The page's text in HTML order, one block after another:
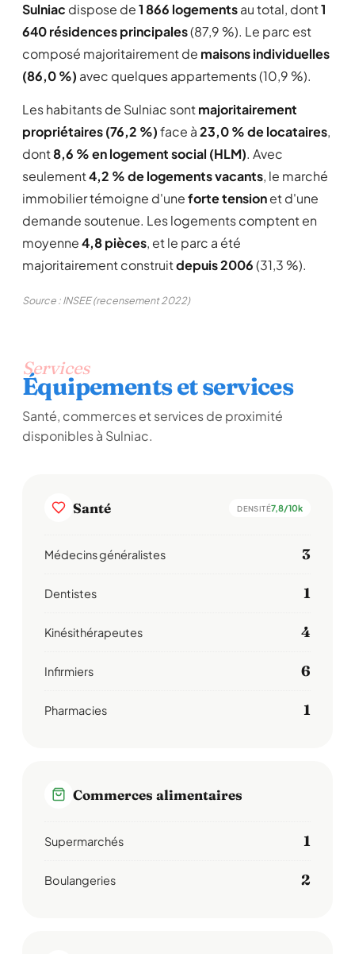
Sulniac dispose de1 866 logementsau total, dont1
640 résidences principales(87,9 %). Le parc est
composé majoritairement de maisons individuelles
(86,0 %) avec quelques appartements (10,9 %).
Les habitants de Sulniac sontmajoritairement
propriétaires (76,2 %)face à23,0 % de locataires,
dont8,6 % en logement social (HLM). Avec
seulement4,2 % de logements vacants, le marché
immobilier témoigne d'uneforte tensionet d'une
demande soutenue. Les logements comptent en
moyenne4,8 pièces, et le parc a été
majoritairement construitdepuis 2006(31,3 %).
Source : INSEE (recensement 2022)
Services
Équipements et services
Santé, commerces et services de proximité
disponibles à Sulniac.
Santé DENSITÉ7,8/10k
Médecins généralistes 3
Dentistes 1
Kinésithérapeutes 4
Infirmiers 6
Pharmacies 1
Commerces alimentaires
Supermarchés 1
Boulangeries 2